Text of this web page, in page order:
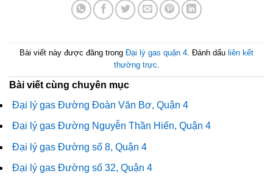
Bài viết này được đăng trong Đại lý gas quận 4 . Đánh dấu liên kết
thường trực
Bài viết cùng chuyên mục
Đại lý gas Đường Đoàn Văn Bơ, Quận 4
Đại lý gas Đường Nguyễn Thần Hiến, Quận 4
Đại lý gas Đường số 8, Quận 4
Đại lý gas Đường số 32, Quận 4